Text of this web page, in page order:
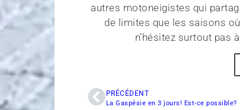
autres motoneigistes qui
de limites que les saisons
n’hésitez surtout pas
PRÉCÉDENT
La Gaspésie en 3 jours! Est-ce possible?